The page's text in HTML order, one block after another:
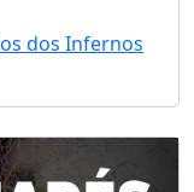
dos Infernos